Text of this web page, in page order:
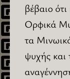
βέβαιο
Ορφικά
τα
ψυχής